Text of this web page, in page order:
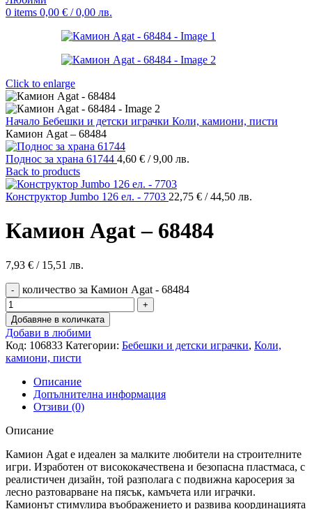
0 items 0,00 € / 0,00 лв.
Click to enlarge
Начало Бебешки и детски играчки Коли, камиони, писти
Камион Agat – 68484
Поднос за храна 61744 4,60 € / 9,00 лв.
Back to products
Конструктор Jumbo 126 ел. - 7703 22,75 € / 44,50 лв.
Камион Agat – 68484
7,93 € / 15,51 лв.
количество за Камион Agat - 68484
Добавяне в количката
Добави в любими
Код: 106833 Категории: Бебешки и детски играчки, Коли,
камиони, писти
Описание
Допълнителна информация
Отзиви (0)
Описание
Камион Agat е идеален за малките любители на строителните
игри. Изработен от висококачествена и безопасна пластмаса, с
реалистичен дизайн, той разполага с подвижна каросерия за
лесно разтоварване на пясък, камъчета или играчки.
Камионът стимулира въображението и развива координацията